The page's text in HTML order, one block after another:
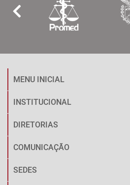
MENU INICIAL
INSTITUCIONAL
DIRETORIAS
COMUNICAÇÃO
SEDES